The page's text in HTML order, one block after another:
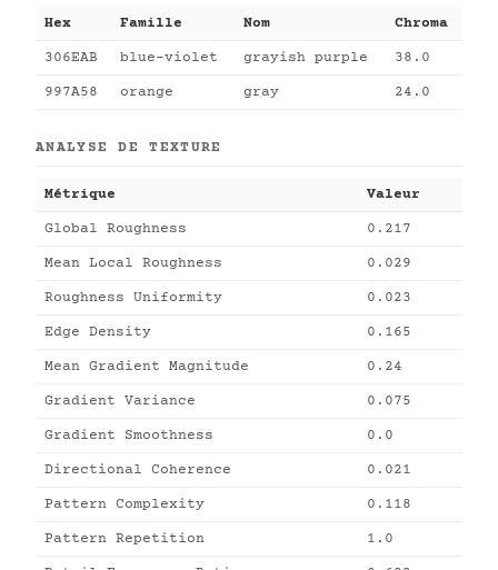
Hex Famille Nom Chroma
306EAB blue-violet grayish purple 38.0
997A58 orange gray 24.0
ANALYSE DE TEXTURE
Métrique Valeur
Global Roughness 0.217
Mean Local Roughness 0.029
Roughness Uniformity 0.023
Edge Density 0.165
Mean Gradient Magnitude 0.24
Gradient Variance 0.075
Gradient Smoothness 0.0
Directional Coherence 0.021
Pattern Complexity 0.118
Pattern Repetition 1.0